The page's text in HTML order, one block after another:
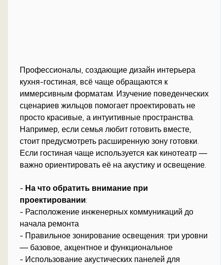
Профессионалы, создающие дизайн интерьера
кухня-гостиная, всё чаще обращаются к
иммерсивным форматам. Изучение поведенческих
сценариев жильцов помогает проектировать не
просто красивые, а интуитивные пространства.
Например, если семья любит готовить вместе,
стоит предусмотреть расширенную зону готовки.
Если гостиная чаще используется как кинотеатр —
важно ориентировать её на акустику и освещение.
- На что обратить внимание при
проектировании:
- Расположение инженерных коммуникаций до
начала ремонта
- Правильное зонирование освещения: три уровни
— базовое, акцентное и функциональное
- Использование акустических панелей для